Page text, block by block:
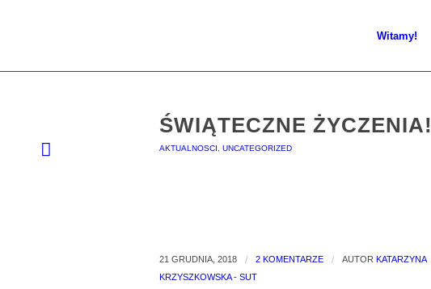
Witamy!
ŚWIĄTECZNE ŻYCZENIA!
AKTUALNOSCI UNCATEGORIZED
21 GRUDNIA, 2018 / 2 KOMENTARZE / AUTOR KATARZYNA
KRZYSZKOWSKA - SUT